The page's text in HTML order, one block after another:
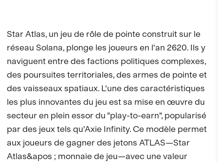
Star Atlas, un jeu de rôle de pointe construit sur le
réseau Solana, plonge les joueurs en l'an 2620. Ils y
naviguent entre des factions politiques complexes,
des poursuites territoriales, des armes de pointe et
des vaisseaux spatiaux. L'une des caractéristiques
les plus innovantes du jeu est sa mise en œuvre du
secteur en plein essor du "play-to-earn", popularisé
par des jeux tels qu'Axie Infinity. Ce modèle permet
aux joueurs de gagner des jetons ATLAS—Star
Atlas&apos ; monnaie de jeu—avec une valeur